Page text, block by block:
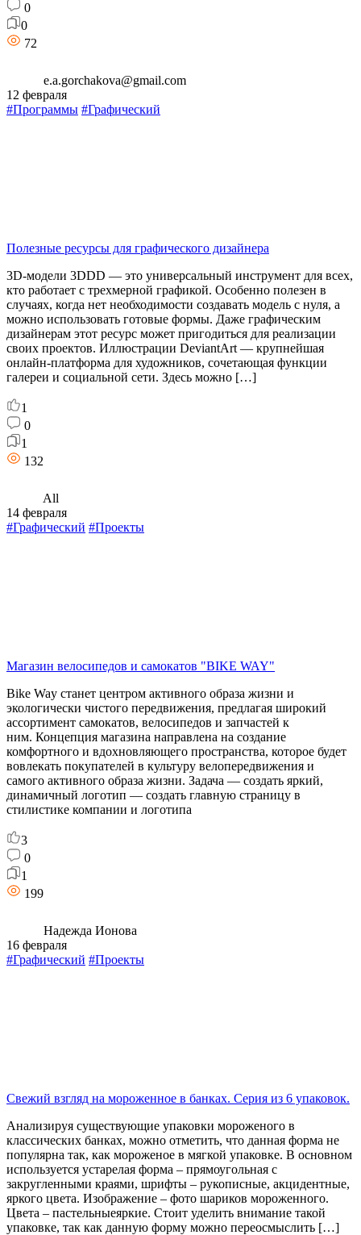
0
0
72
e.a.gorchakova@gmail.com
12 февраля
#Программы #Графический
Полезные ресурсы для графического дизайнера
3D-модели 3DDD — это универсальный инструмент для всех,
кто работает с трехмерной графикой. Особенно полезен в
случаях, когда нет необходимости создавать модель с нуля, а
можно использовать готовые формы. Даже графическим
дизайнерам этот ресурс может пригодиться для реализации
своих проектов. Иллюстрации DeviantArt — крупнейшая
онлайн-платформа для художников, сочетающая функции
галереи и социальной сети. Здесь можно […]
1
0
1
132
All
14 февраля
#Графический #Проекты
Магазин велосипедов и самокатов "BIKE WAY"
Bike Way станет центром активного образа жизни и
экологически чистого передвижения, предлагая широкий
ассортимент самокатов, велосипедов и запчастей к
ним. Концепция магазина направлена на создание
комфортного и вдохновляющего пространства, которое будет
вовлекать покупателей в культуру велопередвижения и
самого активного образа жизни. Задача — создать яркий,
динамичный логотип — создать главную страницу в
стилистике компании и логотипа
3
0
1
199
Надежда Ионова
16 февраля
#Графический #Проекты
Свежий взгляд на мороженное в банках. Серия из 6 упаковок.
Анализируя существующие упаковки мороженого в
классических банках, можно отметить, что данная форма не
популярна так, как мороженое в мягкой упаковке. В основном
используется устарелая форма – прямоугольная с
закругленными краями, шрифты – рукописные, акцидентные,
яркого цвета. Изображение – фото шариков мороженного.
Цвета – пастельныеяркие. Стоит уделить внимание такой
упаковке, так как данную форму можно переосмыслить […]